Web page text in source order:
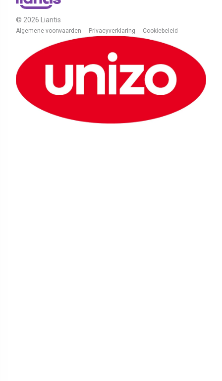
© 2026 Liantis
Algemene voorwaarden Privacyverklaring Cookiebeleid